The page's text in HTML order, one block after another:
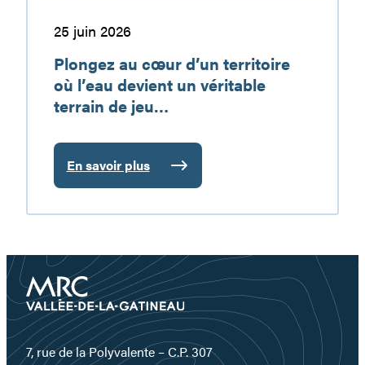
terrain25 juin 2026
Plongez au cœur d’un territoire
où l’eau devient un véritable
terrain de jeu…
En savoir plus
:
Plongez
au
d’un
territoire
où
l’eau
devient
un
7, rue de la Polyvalente – C.P. 307